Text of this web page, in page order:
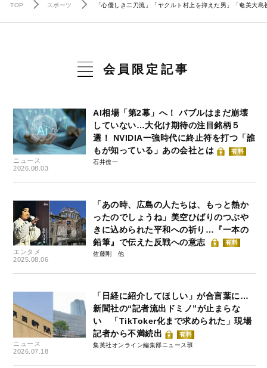
TOP スポーツ 「心優しき二刀流」「ヤクルト村上を抑えた男」「奄美大
会員限定記事
ニュース
2026.08.03
AI相場「第2幕」へ！ バブルはまだ崩壊
していない…大化け期待の注目銘柄５
選！ NVIDIA一強時代に終止符を打つ「誰
もが知っている」あの会社とは
有料
石井僚一
エンタメ
2025.08.06
「あの時、広島の人たちは、もっと熱か
ったのでしょうね」美空ひばりのつぶや
きに込められた平和への祈り…『一本の
鉛筆』で伝えた反戦への意志
有料
佐藤剛
ニュース
2026.07.18
「日経に紹介してほしい」が合言葉に…
新聞社の“記者流出ドミノ”が止まらな
い 「TikToker化まで求められた」現場
記者から不満続出
有料
集英社オンライン編集部ニュース班